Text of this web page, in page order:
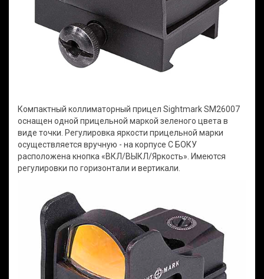
Компактный коллиматорный прицел Sightmark SM26007
оснащен одной прицельной маркой зеленого цвета в
виде точки. Регулировка яркости прицельной марки
осуществляется вручную - на корпусе С БОКУ
расположена кнопка «ВКЛ/ВЫКЛ/Яркость». Имеются
регулировки по горизонтали и вертикали.